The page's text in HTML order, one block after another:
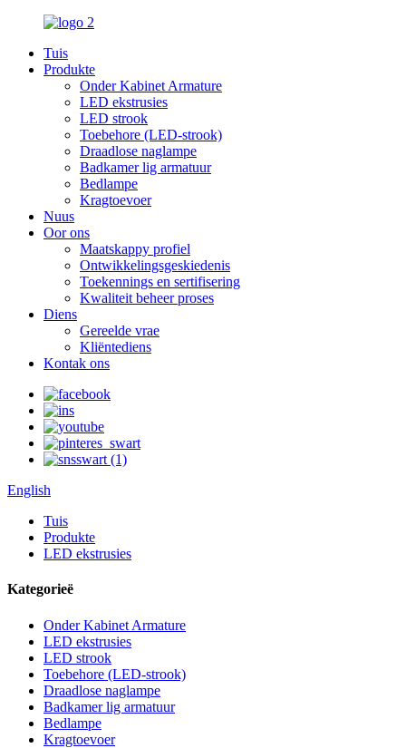
Tuis
Produkte
Onder Kabinet Armature
LED ekstrusies
LED strook
Toebehore (LED-strook)
Draadlose naglampe
Badkamer lig armatuur
Bedlampe
Kragtoevoer
Nuus
Oor ons
Maatskappy profiel
Ontwikkelingsgeskiedenis
Toekennings en sertifisering
Kwaliteit beheer proses
Diens
Gereelde vrae
Kliëntediens
Kontak ons
English
Tuis
Produkte
LED ekstrusies
Kategorieë
Onder Kabinet Armature
LED ekstrusies
LED strook
Toebehore (LED-strook)
Draadlose naglampe
Badkamer lig armatuur
Bedlampe
Kragtoevoer